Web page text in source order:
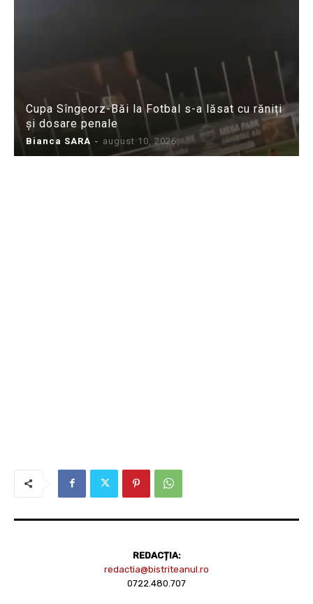
Cupa Sîngeorz-Băi la Fotbal s-a lăsat cu răniți
și dosare penale
Bianca SARA - august 10, 2026
REDACȚIA:
redactia@bistriteanul.ro
0722.480.707